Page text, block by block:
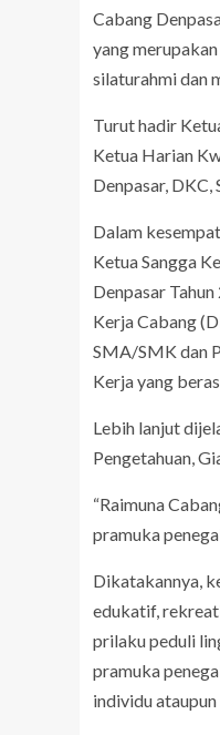
Cabang
yang
silaturahmi dan
Turut hadir
Ketua Harian
Denpasar, DKC,
Dalam
Ketua Sangga
Denpasar
Kerja Cabang
SMA/SMK dan
Kerja yang
Lebih lanjut
Pengetahuan,
“Raimuna
pramuka
Dikatakannya,
edukatif,
prilaku peduli
pramuka
individu